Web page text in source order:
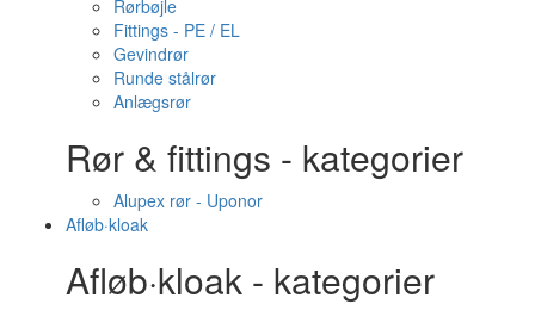
Rørbøjle
Fittings - PE / EL
Gevindrør
Runde stålrør
Anlægsrør
Rør & fittings - kategorier
Alupex rør - Uponor
Afløb·kloak
Afløb·kloak - kategorier